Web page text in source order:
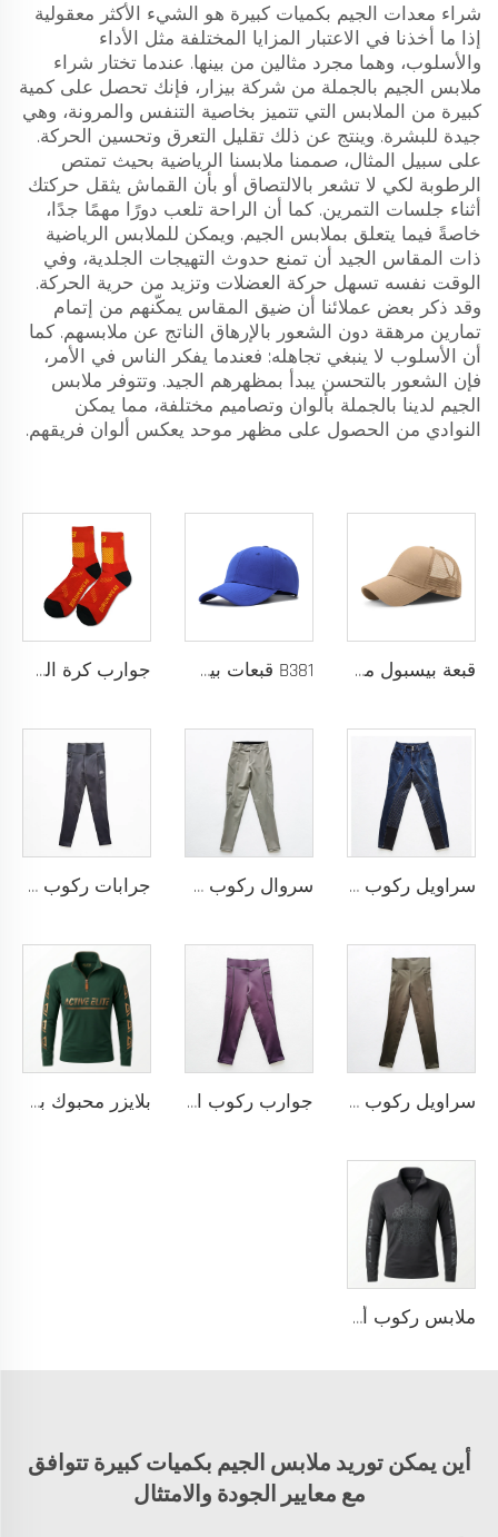
شراء معدات الجيم بكميات كبيرة هو الشيء الأكثر معقولية
إذا ما أخذنا في الاعتبار المزايا المختلفة مثل الأداء
والأسلوب، وهما مجرد مثالين من بينها. عندما تختار شراء
ملابس الجيم بالجملة من شركة بيزار، فإنك تحصل على كمية
كبيرة من الملابس التي تتميز بخاصية التنفس والمرونة، وهي
جيدة للبشرة. وينتج عن ذلك تقليل التعرق وتحسين الحركة.
على سبيل المثال، صممنا ملابسنا الرياضية بحيث تمتص
الرطوبة لكي لا تشعر بالالتصاق أو بأن القماش يثقل حركتك
أثناء جلسات التمرين. كما أن الراحة تلعب دورًا مهمًا جدًا،
خاصةً فيما يتعلق بملابس الجيم. ويمكن للملابس الرياضية
ذات المقاس الجيد أن تمنع حدوث التهيجات الجلدية، وفي
الوقت نفسه تسهل حركة العضلات وتزيد من حرية الحركة.
وقد ذكر بعض عملائنا أن ضيق المقاس يمكّنهم من إتمام
تمارين مرهقة دون الشعور بالإرهاق الناتج عن ملابسهم. كما
أن الأسلوب لا ينبغي تجاهله: فعندما يفكر الناس في الأمر،
فإن الشعور بالتحسن يبدأ بمظهرهم الجيد. وتتوفر ملابس
الجيم لدينا بالجملة بألوان وتصاميم مختلفة، مما يمكن
النوادي من الحصول على مظهر موحد يعكس ألوان فريقهم.
قبعة بيسبول مخصصة A427، 6 قطع، للرجال والنساء، قبعة رياضية شبكية عالية الجودة للجولف، قبعة بيسبول رياضية للبالغين مناسبة للجنسين B381 قبعات بيسبول جديدة عصرية للرجال والنساء، قبعات فاخرة بتصميم أنيق، قبعة تراكر جوارب كرة السلة للرجال بتصميم شعار مخصص، جوارب قطنية طويلة من السباندكس مع لبادة عالية، عينة مجانية، خدمة تصنيع المعدات الأصلية
سراويل ركوب نسائية داكنة بمقعد كلي مضاد للانزلاق من السيليكون وتصميم مطرز شخصي سروال ركوب مخصص بتصميم مقاوم للانزلاق مصنوع من السيليكون، سروال ضيق مهني لرياضة الفروسية بتصميم شخصي مع أزرار ركبة جرابات ركوب مخصصة مع تفاصيل احتجاز من السيليكون وإمكانية تخصيص مكان الشعار للارتداء المهني في رياضة الفروسية
سراويل ركوب الخيل القابلة للتخصيص والمزودة بنقط سيليكون كاملة الطول وشعار مطرز شخصي جوارب ركوب الخيل للنساء مع شعار مخصص وحشوات ركبة من السيليكون لتثبيت الوضعية على السرج بلايزر محبوك بسحاب أمامي وغطاء رأس، مصنوع من قماش قطني مخلوط مع سبانديكس على شكل قميص فرنسي، مناسب لركوب الخيل والتدريب
ملابس ركوب أداء طويلة الأكمام مع إغلاق بسحاب ونسيج مطاطي خفيف الوزن لاستخدام فعال مخصص في رياضة الفروسية
أين يمكن توريد ملابس الجيم بكميات كبيرة تتوافق
مع معايير الجودة والامتثال